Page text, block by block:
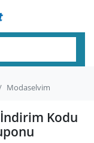
Modaselvim
Kodu